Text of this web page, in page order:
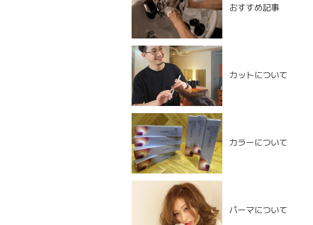
おすすめ記事
カットについて
カラーについて
パーマについて